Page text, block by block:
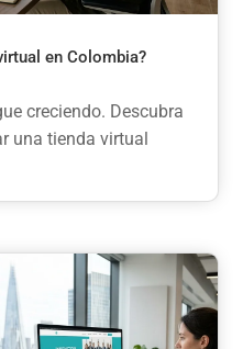
en Colombia?
creciendo. Descubra
una tienda virtual